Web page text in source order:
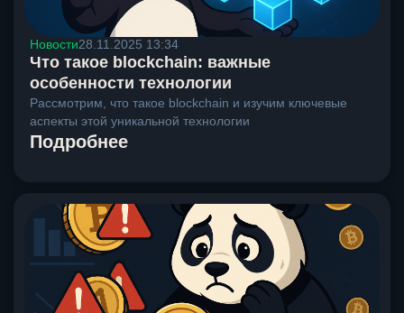
Новости28.11.2025 13:34
Что такое blockchain: важные
особенности технологии
Рассмотрим, что такое blockchain и изучим ключевые
аспекты этой уникальной технологии
Подробнее